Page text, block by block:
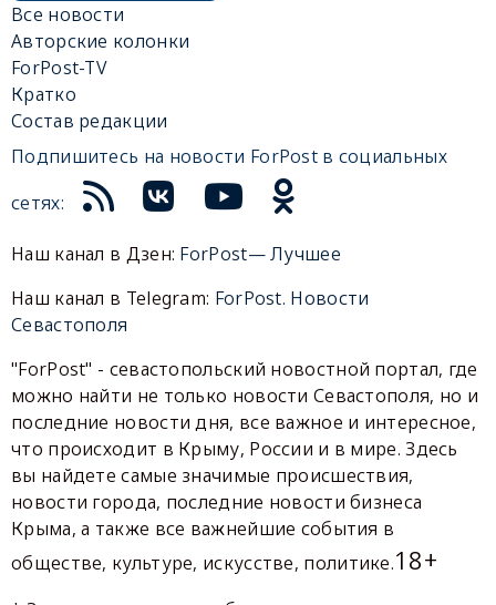
Все новости
Авторские колонки
ForPost-TV
Кратко
Состав редакции
Подпишитесь на новости ForPost в социальных
сетях:
Наш канал в Дзен: ForPost— Лучшее
Наш канал в Telegram: ForPost. Новости
Севастополя
"ForPost" - севастопольский новостной портал, где
можно найти не только новости Севастополя, но и
последние новости дня, все важное и интересное,
что происходит в Крыму, России и в мире. Здесь
вы найдете самые значимые происшествия,
новости города, последние новости бизнеса
Крыма, а также все важнейшие события в
обществе, культуре, искусстве, политике.18+